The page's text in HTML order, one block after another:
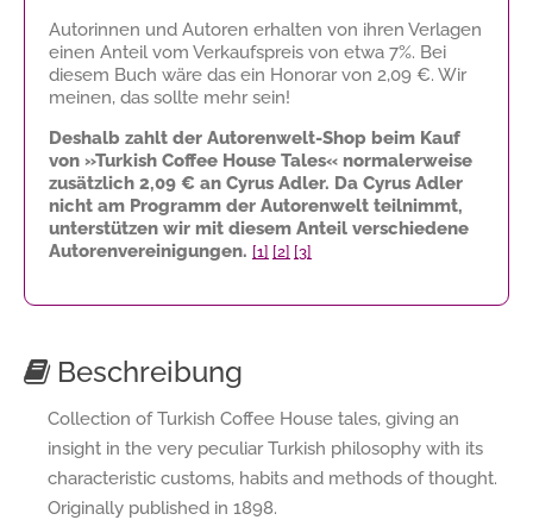
Autorinnen und Autoren erhalten von ihren Verlagen
einen Anteil vom Verkaufspreis von etwa 7%. Bei
diesem Buch wäre das ein Honorar von 2,09 €. Wir
meinen, das sollte mehr sein!
Deshalb zahlt der Autorenwelt-Shop beim Kauf
von »Turkish Coffee House Tales« normalerweise
zusätzlich 2,09 € an Cyrus Adler. Da Cyrus Adler
nicht am Programm der Autorenwelt teilnimmt,
unterstützen wir mit diesem Anteil verschiedene
Autorenvereinigungen. [1] [2] [3]
Beschreibung
Collection of Turkish Coffee House tales, giving an
insight in the very peculiar Turkish philosophy with its
characteristic customs, habits and methods of thought.
Originally published in 1898.